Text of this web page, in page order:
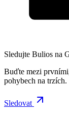
Sledujte Bulios na
Buďte mezi
pohybech na trzích.
Sledovat